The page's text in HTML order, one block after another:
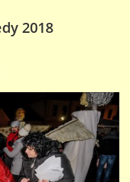
2018